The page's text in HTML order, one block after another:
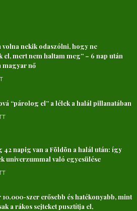
volna nekik odaszólni, hogy ne
el, mert nem haltam meg” – 6 nap után
magyar nő
“párolog el” a lélek a halál pillanatában
42 napig van a Földön a halál után: így
univerzummal való egyesülése
szer erősebb és hatékonyabb, mint
a rákos sejteket pusztítja el,